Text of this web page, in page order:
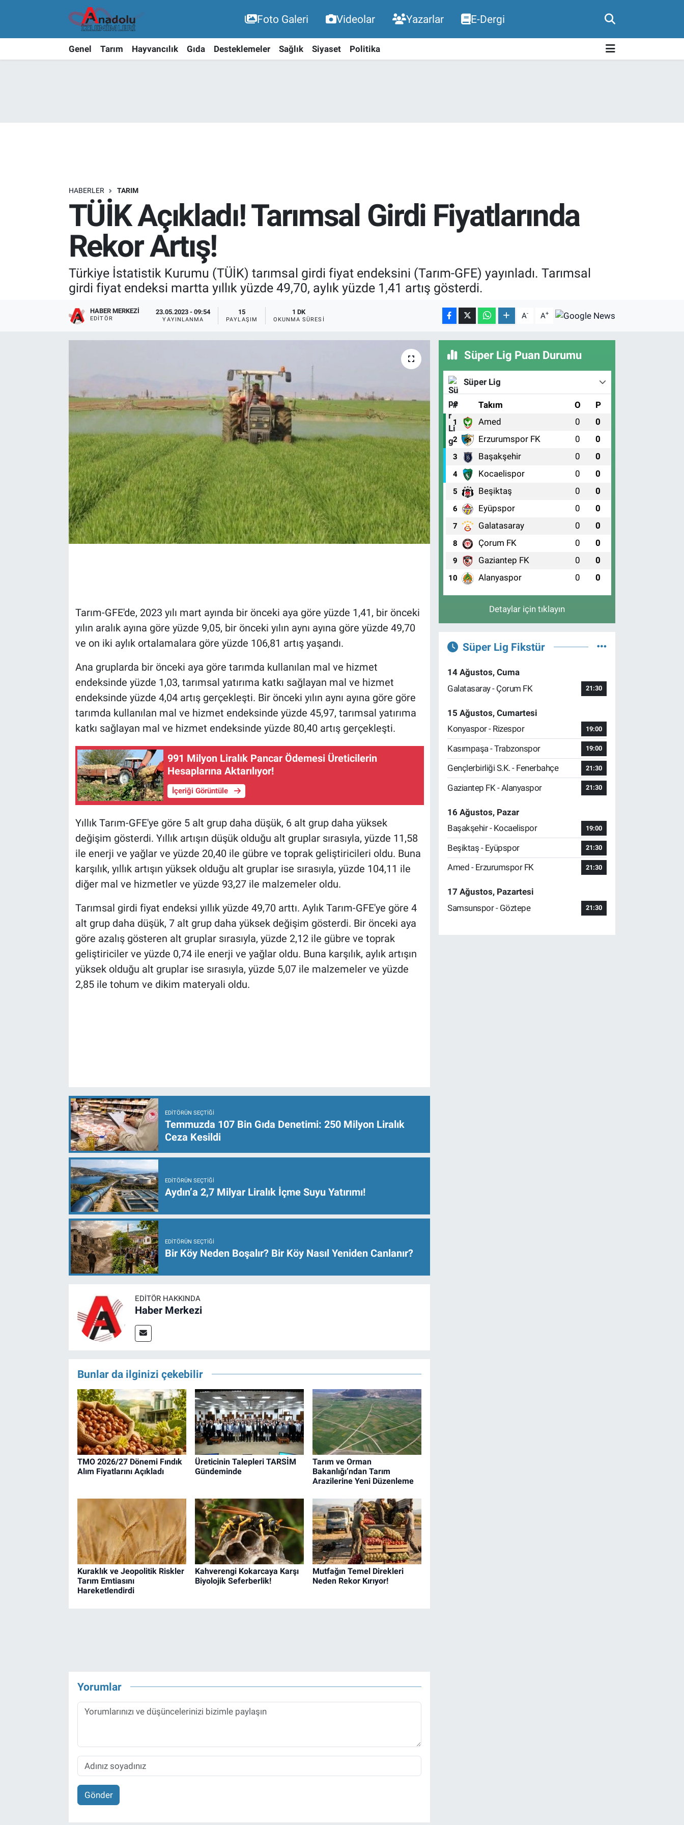
Foto Galeri Videolar Yazarlar E-Dergi
Genel Tarım Hayvancılık Gıda Desteklemeler Sağlık Siyaset Politika
HABERLER TARIM
TÜİK Açıkladı! Tarımsal Girdi Fiyatlarında
Rekor Artış!
Türkiye İstatistik Kurumu (TÜİK) tarımsal girdi fiyat endeksini (Tarım-GFE) yayınladı. Tarımsal
girdi fiyat endeksi martta yıllık yüzde 49,70, aylık yüzde 1,41 artış gösterdi.
HABER MERKEZI
EDITÖR
23.05.2023 - 09:54
YAYINLANMA
15
PAYLAŞIM
1 DK
OKUNMA SÜRESI A- A+
Tarım-GFE'de, 2023 yılı mart ayında bir önceki aya göre yüzde 1,41, bir önceki
yılın aralık ayına göre yüzde 9,05, bir önceki yılın aynı ayına göre yüzde 49,70
ve on iki aylık ortalamalara göre yüzde 106,81 artış yaşandı.
Ana gruplarda bir önceki aya göre tarımda kullanılan mal ve hizmet
endeksinde yüzde 1,03, tarımsal yatırıma katkı sağlayan mal ve hizmet
endeksinde yüzde 4,04 artış gerçekleşti. Bir önceki yılın aynı ayına göre göre
tarımda kullanılan mal ve hizmet endeksinde yüzde 45,97, tarımsal yatırıma
katkı sağlayan mal ve hizmet endeksinde yüzde 80,40 artış gerçekleşti.
991 Milyon Liralık Pancar Ödemesi Üreticilerin
Hesaplarına Aktarılıyor!
İçeriği Görüntüle
Yıllık Tarım-GFE'ye göre 5 alt grup daha düşük, 6 alt grup daha yüksek
değişim gösterdi. Yıllık artışın düşük olduğu alt gruplar sırasıyla, yüzde 11,58
ile enerji ve yağlar ve yüzde 20,40 ile gübre ve toprak geliştiricileri oldu. Buna
karşılık, yıllık artışın yüksek olduğu alt gruplar ise sırasıyla, yüzde 104,11 ile
diğer mal ve hizmetler ve yüzde 93,27 ile malzemeler oldu.
Tarımsal girdi fiyat endeksi yıllık yüzde 49,70 arttı. Aylık Tarım-GFE'ye göre 4
alt grup daha düşük, 7 alt grup daha yüksek değişim gösterdi. Bir önceki aya
göre azalış gösteren alt gruplar sırasıyla, yüzde 2,12 ile gübre ve toprak
geliştiriciler ve yüzde 0,74 ile enerji ve yağlar oldu. Buna karşılık, aylık artışın
yüksek olduğu alt gruplar ise sırasıyla, yüzde 5,07 ile malzemeler ve yüzde
2,85 ile tohum ve dikim materyali oldu.
EDITÖRÜN SEÇTIĞI
Temmuzda 107 Bin Gıda Denetimi: 250 Milyon Liralık
Ceza Kesildi
EDITÖRÜN SEÇTIĞI
Aydın’a 2,7 Milyar Liralık İçme Suyu Yatırımı!
EDITÖRÜN SEÇTIĞI
Bir Köy Neden Boşalır? Bir Köy Nasıl Yeniden Canlanır?
EDITÖR HAKKINDA
Haber Merkezi
Bunlar da ilginizi çekebilir
TMO 2026/27 Dönemi Fındık
Alım Fiyatlarını Açıkladı
Üreticinin Talepleri TARSİM
Gündeminde
Tarım ve Orman
Bakanlığı’ndan Tarım
Arazilerine Yeni Düzenleme
Kuraklık ve Jeopolitik Riskler
Tarım Emtiasını
Hareketlendirdi
Kahverengi Kokarcaya Karşı
Biyolojik Seferberlik!
Mutfağın Temel Direkleri
Neden Rekor Kırıyor!
Yorumlar
Gönder
Süper Lig Puan Durumu
Süper Lig
# Takım O P
1 Amed 0 0
2 Erzurumspor FK 0 0
3 Başakşehir 0 0
4 Kocaelispor 0 0
5 Beşiktaş 0 0
6 Eyüpspor 0 0
7 Galatasaray 0 0
8 Çorum FK 0 0
9 Gaziantep FK 0 0
10 Alanyaspor 0 0
Detaylar için tıklayın
Süper Lig Fikstür
14 Ağustos, Cuma
Galatasaray - Çorum FK
21:30
15 Ağustos, Cumartesi
Konyaspor - Rizespor
19:00
Kasımpaşa - Trabzonspor 19:00
Gençlerbirliği S.K. - Fenerbahçe 21:30
Gaziantep FK - Alanyaspor 21:30
16 Ağustos, Pazar
Başakşehir - Kocaelispor
19:00
Beşiktaş - Eyüpspor 21:30
Amed - Erzurumspor FK 21:30
17 Ağustos, Pazartesi
Samsunspor - Göztepe
21:30